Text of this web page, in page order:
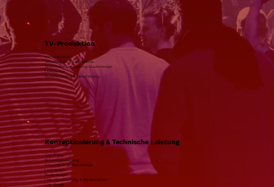
TV-Produktion
Kameratechnik
Videotechnik & LED Wände
Technische Umsetzung Studiodesign
Lichtdesign
Audiorecording & Beschallung
Konzeptionierung & Technische Leistung
CAD Pläne
Bühnengestaltung
Entwürfe in 3D Renderings
Lichtdesign
Audiodesign
Live-Visualisierung & Medienserver
Live-Regie